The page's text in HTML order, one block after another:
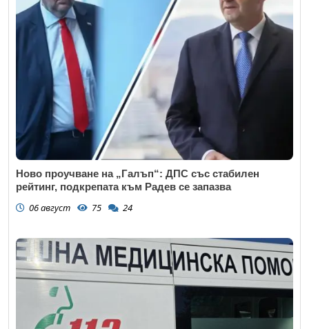
Ново проучване на „Галъп“: ДПС със стабилен
рейтинг, подкрепата към Радев се запазва
06 август 75 24